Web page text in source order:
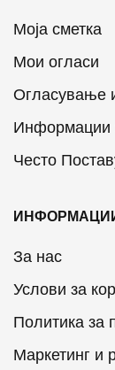
Моја сметка
Мои огласи
Огласување
Информации
Често
За нас
Услови за
Политика за
Маркетинг и